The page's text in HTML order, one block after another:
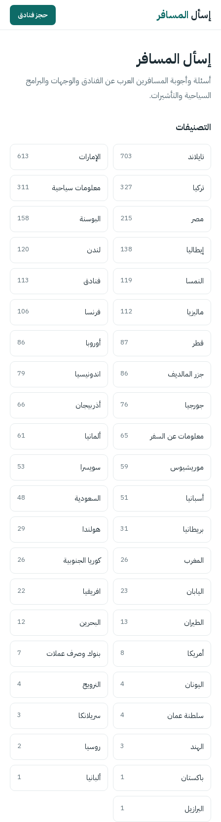
إسأل المسافر حجز فنادق
إسأل المسافر
أسئلة وأجوبة المسافرين العرب عن الفنادق والوجهات والبرامج
السياحية والتأشيرات.
التصنيفات
تايلاند 703 الإمارات 613
تركيا 327 معلومات سياحية 311
مصر 215 البوسنة 158
إيطاليا 138 لندن 120
النمسا 119 فنادق 113
ماليزيا 112 فرنسا 106
قطر 87 أوروبا 86
جزر المالديف 86 اندونيسيا 79
جورجيا 76 أذربيجان 66
معلومات عن السفر 65 ألمانيا 61
موريشيوس 59 سويسرا 53
أسبانيا 51 السعودية 48
بريطانيا 31 هولندا 29
المغرب 26 كوريا الجنوبية 26
اليابان 23 افريقيا 22
الطيران 13 البحرين 12
أمريكا 8 بنوك وصرف عملات 7
اليونان 4 النرويج 4
سلطنة عمان 4 سريلانكا 3
الهند 3 روسيا 2
باكستان 1 ألبانيا 1
البرازيل 1